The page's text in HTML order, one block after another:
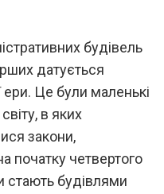
будівель
датується
Це були маленькі
в яких
закони,
початку четвертого
стають будівлями